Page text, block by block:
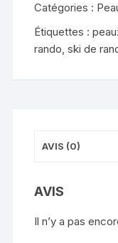
Peaux
taillées
Ortles,
Catégories :
Étiquettes :
rando,ski de
AVIS (0)
AVIS
Il n’y a pas